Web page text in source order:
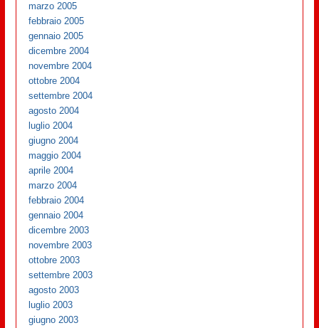
marzo 2005
febbraio 2005
gennaio 2005
dicembre 2004
novembre 2004
ottobre 2004
settembre 2004
agosto 2004
luglio 2004
giugno 2004
maggio 2004
aprile 2004
marzo 2004
febbraio 2004
gennaio 2004
dicembre 2003
novembre 2003
ottobre 2003
settembre 2003
agosto 2003
luglio 2003
giugno 2003